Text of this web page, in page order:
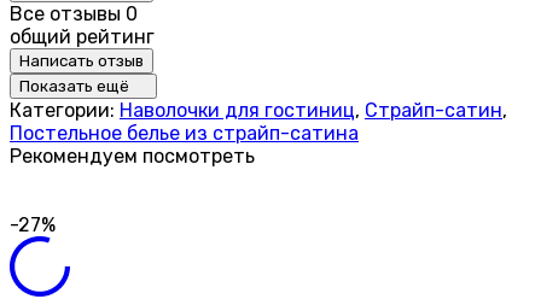
Все отзывы 0
общий рейтинг
Написать отзыв
Показать ещё
Категории: Наволочки для гостиниц, Страйп-сатин,
Постельное белье из страйп-сатина
Рекомендуем посмотреть
-27%